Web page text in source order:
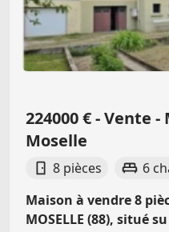
224000 € - Vente
Moselle
8 pièces 6
Maison à vendre 8
MOSELLE (88), situé